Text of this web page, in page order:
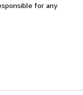
for any